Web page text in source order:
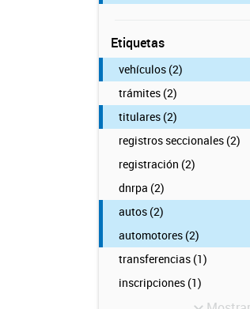
Etiquetas
vehículos (2)
trámites (2)
titulares (2)
registros seccionales (2)
registración (2)
dnrpa (2)
autos (2)
automotores (2)
transferencias (1)
inscripciones (1)